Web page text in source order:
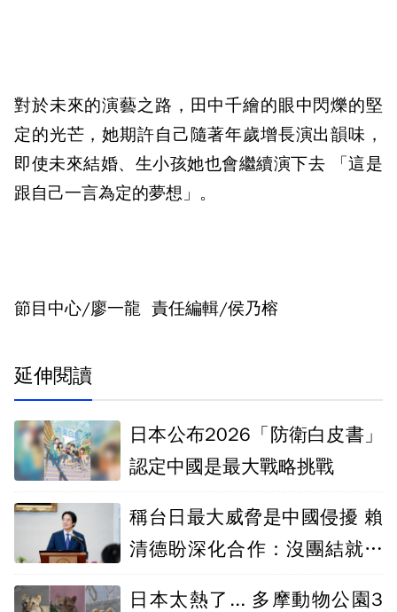
對於未來的演藝之路，田中千繪的眼中閃爍的堅
定的光芒，她期許自己隨著年歲增長演出韻味，
即使未來結婚、生小孩她也會繼續演下去 「這是
跟自己一言為定的夢想」。
節目中心/廖一龍 責任編輯/侯乃榕
延伸閱讀
日本公布2026「防衛白皮書」
認定中國是最大戰略挑戰
稱台日最大威脅是中國侵擾 賴
清德盼深化合作：沒團結就沒
日本太熱了... 多摩動物公園3